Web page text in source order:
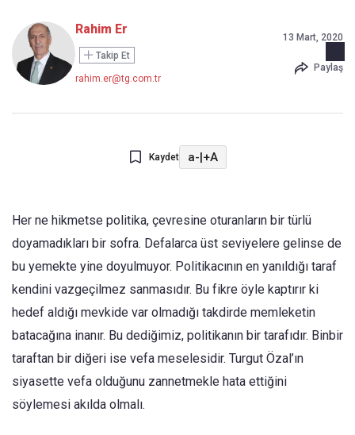
Rahim Er
Takip Et
rahim.er@tg.com.tr
13 Mart, 2020
Paylaş
Kaydet a-|+A
Her ne hikmetse politika, çevresine oturanların bir türlü
doyamadıkları bir sofra. Defalarca üst seviyelere gelinse de
bu yemekte yine doyulmuyor. Politikacının en yanıldığı taraf
kendini vazgeçilmez sanmasıdır. Bu fikre öyle kaptırır ki
hedef aldığı mevkide var olmadığı takdirde memleketin
batacağına inanır. Bu dediğimiz, politikanın bir tarafıdır. Binbir
taraftan bir diğeri ise vefa meselesidir. Turgut Özal’ın
siyasette vefa olduğunu zannetmekle hata ettiğini
söylemesi akılda olmalı.